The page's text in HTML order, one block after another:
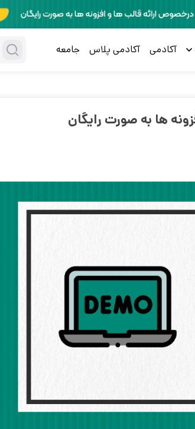
آکادمی آکادمی پلاس جامعه
ها به صورت رایگان